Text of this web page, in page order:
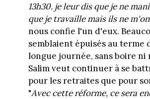
13h30. je leur dis que je ne
que je travaille mais ils ne
nous confie l'un d'eux.
semblaient épuisés au terme
longue journée, sans boire ni
Salim veut continuer à se
pour les retraites que pour
"Avec cette réforme, ce sera